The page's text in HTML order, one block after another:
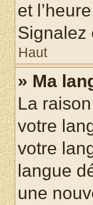
et
Signalez
Haut
» Ma
La
votre
votre
langue
une